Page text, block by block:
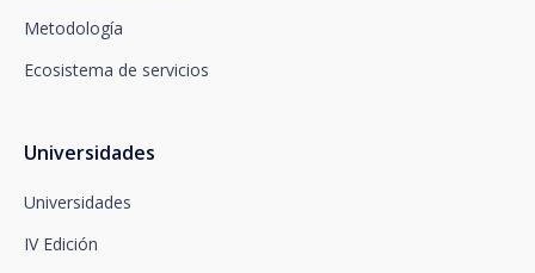
Metodología
Ecosistema de servicios
Universidades
Universidades
IV Edición
Departamento de Privacidad o bien a
Newsletter Impulsa.
dpo@santalucía.es
reclamación ante la Autoridad de Control
Dispone de información completa sobre protección